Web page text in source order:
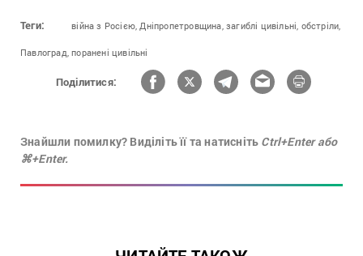
Теги: війна з Росією, Дніпропетровщина, загиблі цивільні, обстріли,
Павлоград, поранені цивільні
Поділитися:
Знайшли помилку? Виділіть її та натисніть Ctrl+Enter або
⌘+Enter.